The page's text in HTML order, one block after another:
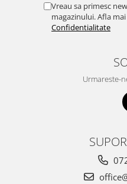
Vreau sa primesc
magazinului. Afla
Confidentialitate
Urmareste-